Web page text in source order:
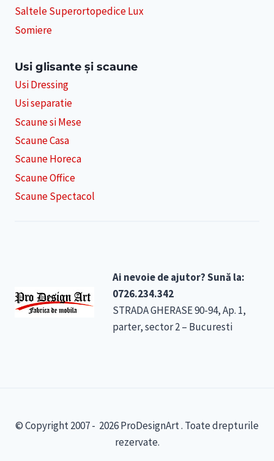
Saltele Superortopedice Lux
Somiere
Usi glisante și scaune
Usi Dressing
Usi separatie
Scaune si Mese
Scaune Casa
Scaune Horeca
Scaune Office
Scaune Spectacol
Ai nevoie de ajutor? Sună la:
0726.234.342
STRADA GHERASE 90-94, Ap. 1,
parter, sector 2 – Bucuresti
© Copyright 2007 - 2026 ProDesignArt . Toate drepturile
rezervate.